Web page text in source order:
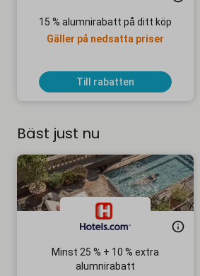
15 % alumnirabatt på ditt köp
Gäller på nedsatta priser
Till rabatten
Bäst just nu
Minst 25 % + 10 % extra
alumnirabatt